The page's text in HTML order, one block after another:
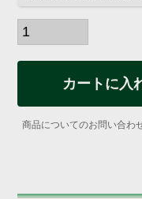
カートに入
商品についてのお問い合わ